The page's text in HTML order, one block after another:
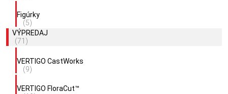
Figúrky
(5)
VÝPREDAJ
(71)
VERTIGO CastWorks
(9)
VERTIGO FloraCut™